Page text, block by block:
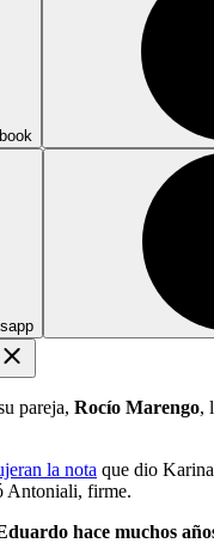
pareja, Rocío Marengo,
la nota que dio
Antoniali, firme.
hace muchos